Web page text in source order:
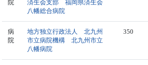
院
済生会支部 福岡県済生会
八幡総合病院
病
院
地方独立行政法人 北九州
市立病院機構 北九州市立
八幡病院
350